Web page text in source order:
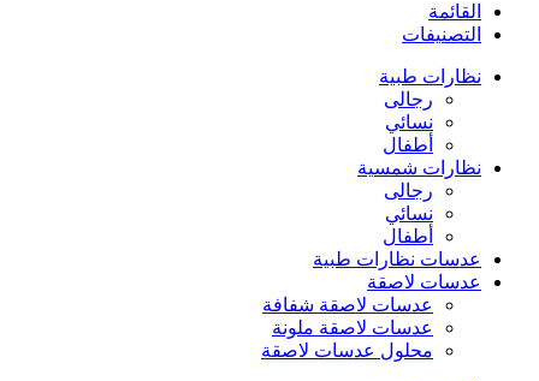
القائمة
التصنيفات
نظارات طبية
رجالى
نسائي
أطفال
نظارات شمسية
رجالى
نسائي
أطفال
عدسات نظارات طبية
عدسات لاصقة
عدسات لاصقة شفافة
عدسات لاصقة ملونة
محلول عدسات لاصقة